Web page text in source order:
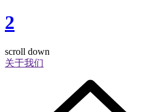
2
scroll down
关于我们